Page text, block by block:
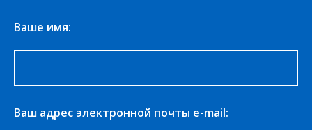
Ваше имя:
Ваш адрес электронной почты e-mail: